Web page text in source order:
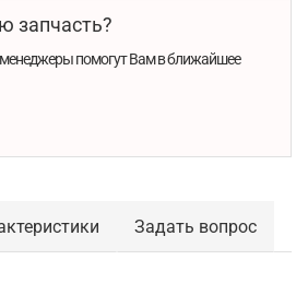
запчасть?
помогут Вам в ближайшее
Задать вопрос